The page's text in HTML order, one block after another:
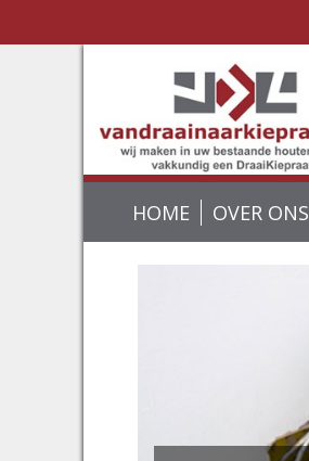
HOME OVER ONS